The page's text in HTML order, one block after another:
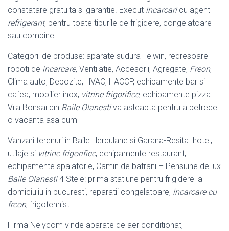
constatare gratuita si garantie. Execut incarcaricu agent
refrigerant, pentru toate tipurile de frigidere, congelatoare
sau combine
Categorii de produse: aparate sudura Telwin, redresoare
roboti de incarcare, Ventilatie, Accesorii, Agregate, Freon,
Clima auto, Depozite, HVAC, HACCP, echipamente bar si
cafea, mobilier inox, vitrine frigorifice, echipamente pizza.
Vila Bonsai din Baile Olanestiva asteapta pentru a petrece
o vacanta asa cum
Vanzari terenuri in Baile Herculane si Garana-Resita. hotel,
utilaje si vitrine frigorifice, echipamente restaurant,
echipamente spalatorie, Camin de batrani – Pensiune de lux
Baile Olanesti4 Stele: prima statiune pentru frigidere la
domiciuliu in bucuresti, reparatii congelatoare, incarcare cu
freon, frigotehnist.
Firma Nelycom vinde aparate de aer conditionat,